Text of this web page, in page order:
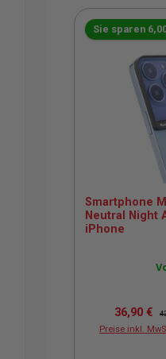
Produktgalerie
Sie sparen
Smartphone
Neutral Night
iPhone
36,90 €
Preise inkl.